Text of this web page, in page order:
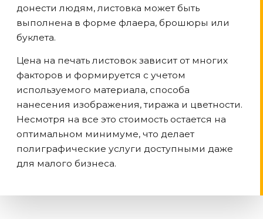
донести людям, листовка может быть
выполнена в форме флаера, брошюры или
буклета.
Цена на печать листовок зависит от многих
факторов и формируется с учетом
используемого материала, способа
нанесения изображения, тиража и цветности.
Несмотря на все это стоимость остается на
оптимальном минимуме, что делает
полиграфические услуги доступными даже
для малого бизнеса.